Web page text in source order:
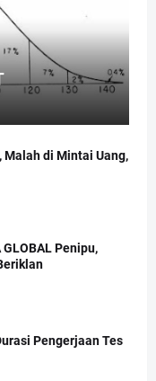
Malah di Mintai Uang,
GLOBAL Penipu,
Pengerjaan Tes